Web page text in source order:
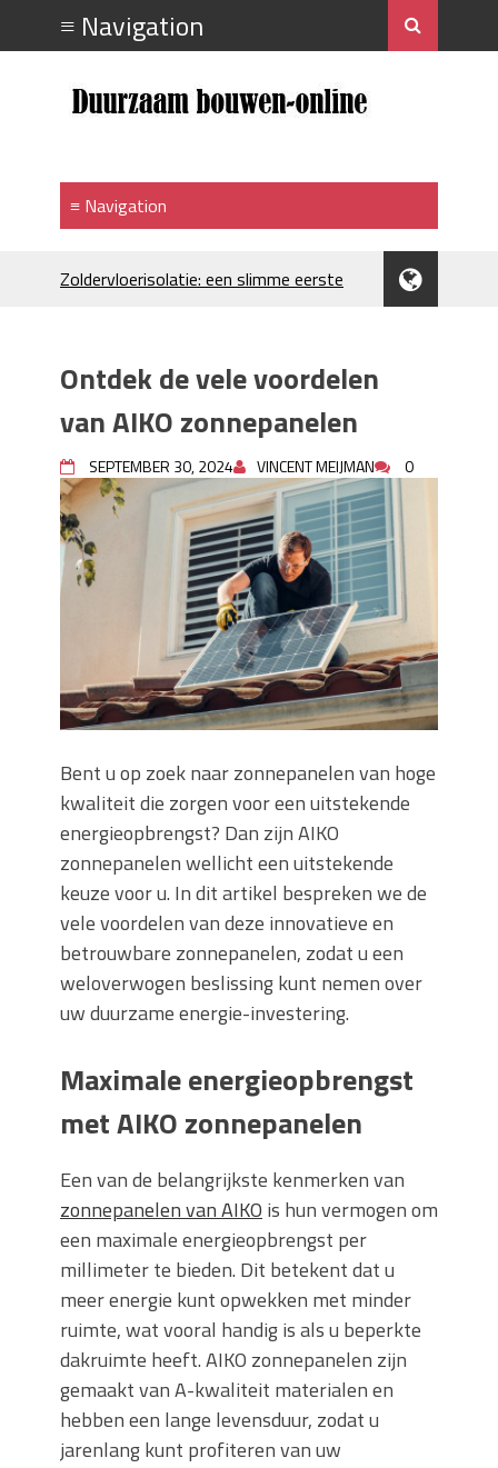
Zoldervloerisolatie: een slimme eerste
Je huis koelen: alles behalve duur
Hoe draagt je inrichting bij aan je
merkimago?
Houtpellets als duurzame
verwarmingsoptie
Wanneer moet je een specialist
inschakelen bij rioolproblemen?
Slimme oplossingen voor lekkages en
verstoppingen
Betonplex: Het Veelzijdige
Plaatmateriaal voor Moderne Projecten
Woonstijlen die perfect passen bij
duurzaam bouwen
Oma weet raadt bij cementsluier:
natuurlijke oplossingen
Ontdek de vele voordelen
van AIKO zonnepanelen
SEPTEMBER 30, 2024 VINCENT MEIJMAN 0
Bent u op zoek naar zonnepanelen van hoge
kwaliteit die zorgen voor een uitstekende
energieopbrengst? Dan zijn AIKO
zonnepanelen wellicht een uitstekende
keuze voor u. In dit artikel bespreken we de
vele voordelen van deze innovatieve en
betrouwbare zonnepanelen, zodat u een
weloverwogen beslissing kunt nemen over
uw duurzame energie-investering.
Maximale energieopbrengst
met AIKO zonnepanelen
Een van de belangrijkste kenmerken van
zonnepanelen van AIKO is hun vermogen om
een maximale energieopbrengst per
millimeter te bieden. Dit betekent dat u
meer energie kunt opwekken met minder
ruimte, wat vooral handig is als u beperkte
dakruimte heeft. AIKO zonnepanelen zijn
gemaakt van A-kwaliteit materialen en
hebben een lange levensduur, zodat u
jarenlang kunt profiteren van uw